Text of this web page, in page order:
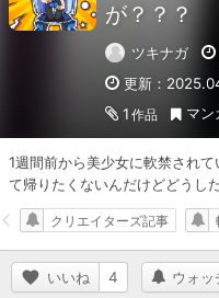
が？？？
ツキナガ
更新：
1 作品 マン
1週間前から美少女に軟禁され
て帰りたくないんだけどどうし
いいね 4 ウォッ
クリエイターズ記事